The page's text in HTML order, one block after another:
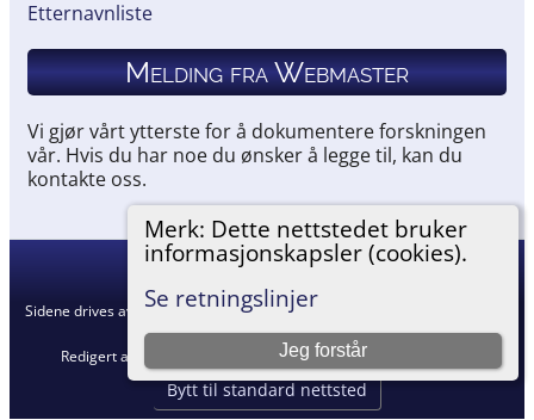
Merk: Dette nettstedet bruker
informasjonskapsler (cookies).
Se retningslinjer
Jeg forstår
Etternavnliste
Melding fra Webmaster
Vi gjør vårt ytterste for å dokumentere forskningen
vår. Hvis du har noe du ønsker å legge til, kan du
kontakte oss.
Hemneslekt 2026
Sidene drives av The Next Generation of Genealogy Sitebuilding
Redigert av
Retningslinjer for personvern
Bytt til standard nettsted